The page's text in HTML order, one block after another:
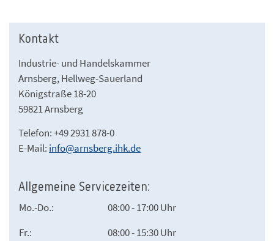
Kontakt
Industrie- und Handelskammer
Arnsberg, Hellweg-Sauerland
Königstraße 18-20
59821 Arnsberg
Telefon: +49 2931 878-0
E-Mail: info@arnsberg.ihk.de
Allgemeine Servicezeiten:
Mo.-Do.:
08:00 - 17:00 Uhr
Fr.:
08:00 - 15:30 Uhr